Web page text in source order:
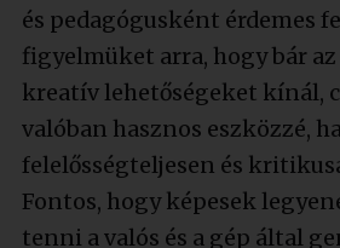
és pedagógusként érdemes
figyelmüket arra, hogy bár
kreatív lehetőségeket kínál,
valóban hasznos eszközzé,
felelősségteljesen és
Fontos, hogy képesek
tenni a valós és a gép által